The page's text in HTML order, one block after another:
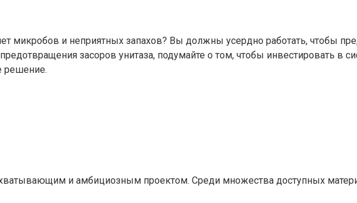
микробов и неприятных запахов? Вы должны усердно работать, чтобы
засоров унитаза, подумайте о том, чтобы инвестировать в
решение.
и амбициозным проектом. Среди множества доступных